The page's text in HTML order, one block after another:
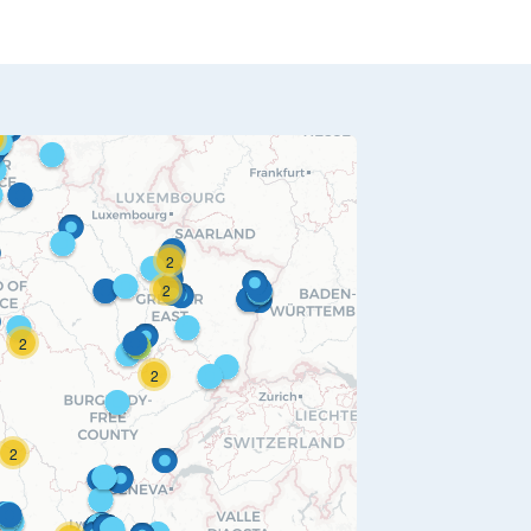
2
2
2
2
2